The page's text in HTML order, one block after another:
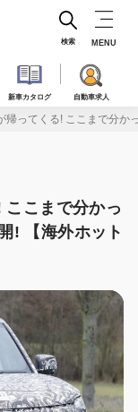
新車カタログ 自動車求人
検索 MENU
帰ってくる! ここまで分か
こまで分かっ
! 【海外ホット